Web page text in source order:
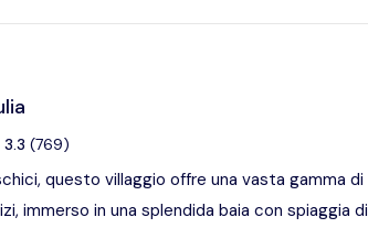
3.3 (769)
questo villaggio offre una vasta gamma di
immerso in una splendida baia con spiaggia di